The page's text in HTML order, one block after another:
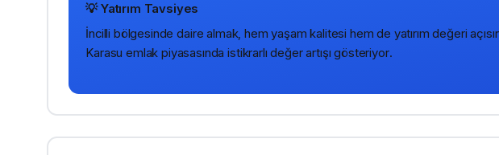
💡 Yatırım Tavsiyes
İncilli bölgesindedaire almak, hem yaşam kalitesi hem de yatırım değeri
Karasu emlak piyasasında istikrarlı değer artışı gösteriyor.